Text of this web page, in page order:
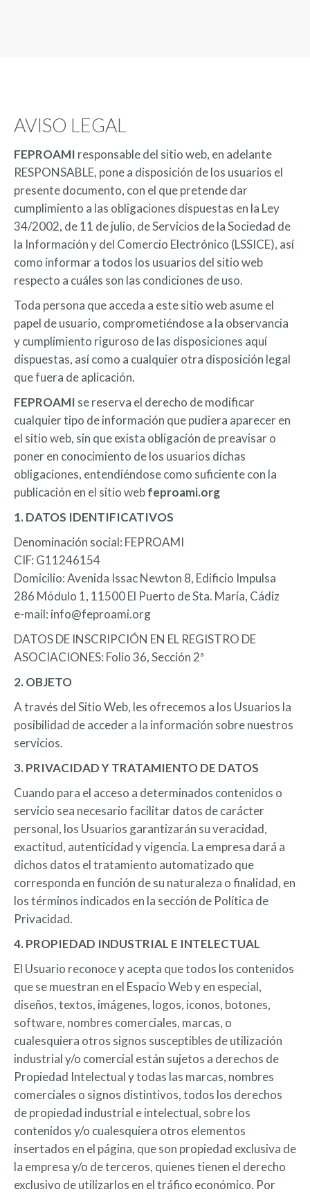
AVISO LEGAL
FEPROAMI responsable del sitio web, en adelante
RESPONSABLE, pone a disposición de los usuarios el
presente documento, con el que pretende dar
cumplimiento a las obligaciones dispuestas en la Ley
34/2002, de 11 de julio, de Servicios de la Sociedad de
la Información y del Comercio Electrónico (LSSICE), así
como informar a todos los usuarios del sitio web
respecto a cuáles son las condiciones de uso.
Toda persona que acceda a este sitio web asume el
papel de usuario, comprometiéndose a la observancia
y cumplimiento riguroso de las disposiciones aquí
dispuestas, así como a cualquier otra disposición legal
que fuera de aplicación.
FEPROAMI se reserva el derecho de modificar
cualquier tipo de información que pudiera aparecer en
el sitio web, sin que exista obligación de preavisar o
poner en conocimiento de los usuarios dichas
obligaciones, entendiéndose como suficiente con la
publicación en el sitio webfeproami.org
1. DATOS IDENTIFICATIVOS
Denominación social: FEPROAMI
CIF: G11246154
Domicilio: Avenida Issac Newton 8, Edificio Impulsa
286 Módulo 1, 11500 El Puerto de Sta. María, Cádiz
e-mail: info@feproami.org
DATOS DE INSCRIPCIÓN EN EL REGISTRO DE
ASOCIACIONES: Folio 36, Sección 2ª
2. OBJETO
A través del Sitio Web, les ofrecemos a los Usuarios la
posibilidad de acceder a la información sobre nuestros
servicios.
3. PRIVACIDAD Y TRATAMIENTO DE DATOS
Cuando para el acceso a determinados contenidos o
servicio sea necesario facilitar datos de carácter
personal, los Usuarios garantizarán su veracidad,
exactitud, autenticidad y vigencia. La empresa dará a
dichos datos el tratamiento automatizado que
corresponda en función de su naturaleza o finalidad, en
los términos indicados en la sección de Política de
Privacidad.
4. PROPIEDAD INDUSTRIAL E INTELECTUAL
El Usuario reconoce y acepta que todos los contenidos
que se muestran en el Espacio Web y en especial,
diseños, textos, imágenes, logos, iconos, botones,
software, nombres comerciales, marcas, o
cualesquiera otros signos susceptibles de utilización
industrial y/o comercial están sujetos a derechos de
Propiedad Intelectual y todas las marcas, nombres
comerciales o signos distintivos, todos los derechos
de propiedad industrial e intelectual, sobre los
contenidos y/o cualesquiera otros elementos
insertados en el página, que son propiedad exclusiva de
la empresa y/o de terceros, quienes tienen el derecho
exclusivo de utilizarlos en el tráfico económico. Por